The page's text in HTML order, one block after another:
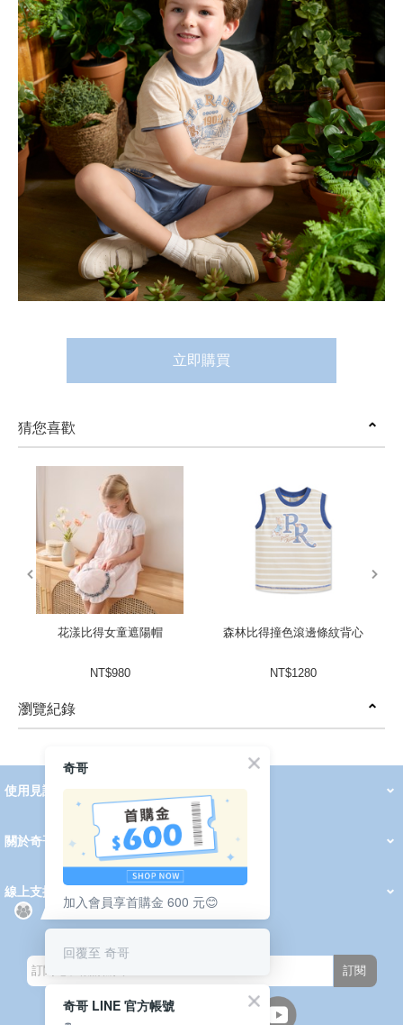
立即購買
猜您喜歡
花漾比得女童遮陽帽
NT$980
森林比得撞色滾邊條紋背心
NT$1280
prev
瀏覽紀錄
prev
next
使用見證 線上DM
2026 PADDINGTON 春夏服飾
2026 Peter Rabbit 春夏服飾
2026 CHIC BASICS春夏服飾
2026 Chic“a”Bon 派對禮服系列
2026 Chic“a”Bon 春夏服飾
媽咪購物指南
關於奇哥
奇哥的故事
育兒資訊站
會員中心
會員權益說明
我的帳戶
訂單查詢
紅利點數
修改會員資料
活動報名
線上支援
購買說明
常見問題
隱私權聲明
保固卡登錄
保固查詢
訂閱
奇哥
加入會員享首購金 600 元😊
回覆至 奇哥
奇哥 LINE 官方帳號